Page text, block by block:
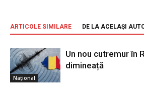
ARTICOLE SIMILARE DE LA ACELAȘI
Național
Un nou cutremur în
dimineață